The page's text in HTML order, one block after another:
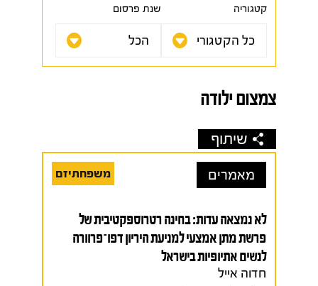
קטגוריה שנת פרסום
צמצום ילודה
שיתוף
משפחתיזם מאמרים
לא נמצאה עדות: בחינה רטרוספקטיבית של
פרשת מתן אמצעי למניעת היריון דפו־פרוורה
לנשים אתיופיות בישראל
חדוה אייל